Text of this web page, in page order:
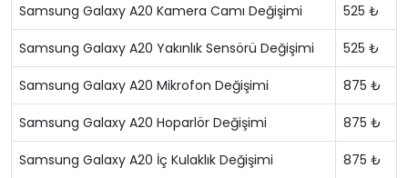
Samsung Galaxy A20 Kamera Camı Değişimi 525 ₺
Samsung Galaxy A20 Yakınlık Sensörü Değişimi 525 ₺
Samsung Galaxy A20 Mikrofon Değişimi 875 ₺
Samsung Galaxy A20 Hoparlör Değişimi 875 ₺
Samsung Galaxy A20 İç Kulaklık Değişimi 875 ₺